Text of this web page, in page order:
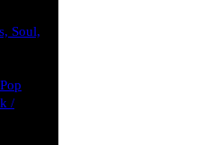
Soul,
/